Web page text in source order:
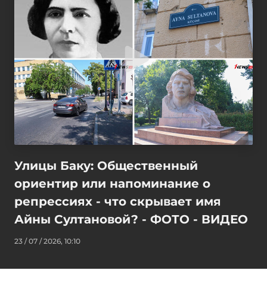
Улицы Баку: Общественный
ориентир или напоминание о
репрессиях - что скрывает имя
Айны Султановой? - ФОТО - ВИДЕО
23 / 07 / 2026, 10:10